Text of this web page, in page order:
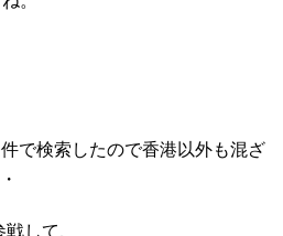
で検索したので香港以外も混ざ
して、